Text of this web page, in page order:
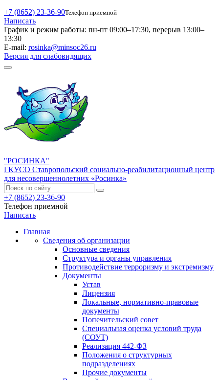
+7 (8652) 23-36-90Телефон приемной
Написать
График и режим работы: пн-пт 09:00–17:30, перерыв 13:00–
13:30
E-mail: rosinka@minsoc26.ru
Версия для слабовидящих
"РОСИНКА"
ГКУСО Ставропольский социально-реабилитационный центр
для несовершеннолетних «Росинка»
+7 (8652) 23-36-90
Телефон приемной
Написать
Главная
Сведения об организации
Основные сведения
Структура и органы управления
Противодействие терроризму и экстремизму
Документы
Устав
Лицензия
Локальные, нормативно-правовые
документы
Попечительский совет
Специальная оценка условий труда
(СОУТ)
Реализация 442-ФЗ
Положения о структурных
подразделениях
Прочие документы